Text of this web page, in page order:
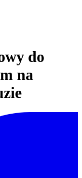
do
na